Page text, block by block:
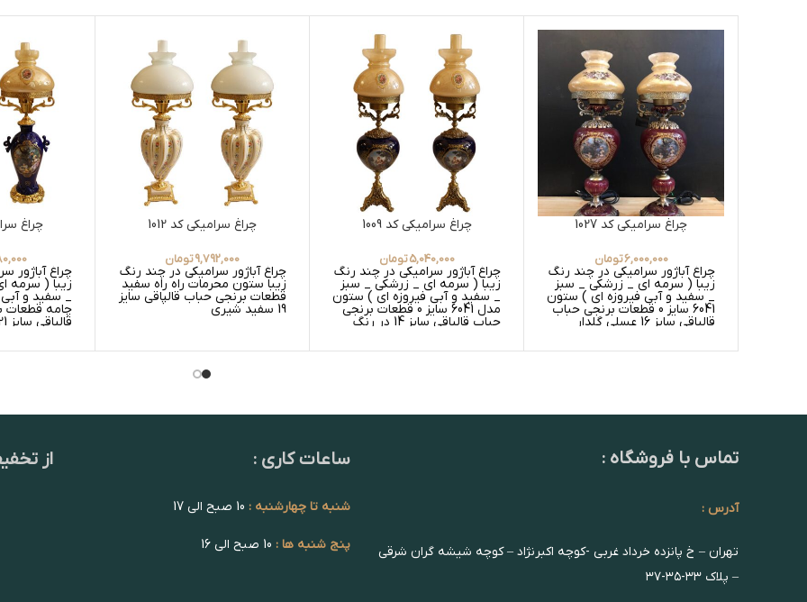
چراغ سرامیکی کد 1027
6,000,000تومان
چراغ آباژور سرامیکی در چند رنگ
زیبا ( سرمه ای _ زرشکی _ سبز
_ سفید و آبی فیروزه ای ) ستون
6041 سایز 0 قطعات برنجی حباب
قالپاقی سایز 16 عسلی گلدار
چراغ سرامیکی کد 1009
5,040,000تومان
چراغ آباژور سرامیکی در چند رنگ
زیبا ( سرمه ای _ زرشکی _ سبز
_ سفید و آبی فیروزه ای ) ستون
مدل 6041 سایز 0 قطعات برنجی
حباب قالپاقی سایز 14 در رنگ
و سفید گلدار _ سفید ساده
چراغ سرامیکی کد 1012
9,792,000تومان
چراغ آباژور سرامیکی در چند رنگ
زیبا ستون محرمات راه راه سفید
قطعات برنجی حباب قالپاقی سایز
19 سفید شیری
چراغ
چراغ آباژور
زیبا ( سرمه
_ سفید و
چامه قطعات
سفید گلدار
تماس با فروشگاه :
آدرس :
تهران – خ پانزده خرداد غربی -کوچه اکبرنژاد – کوچه شیشه گران شرقی
– پلاک ۳۳-۳۵-۳۷
ساعات کاری :
شنبه تا چهارشنبه :
پنج شنبه ها :
از